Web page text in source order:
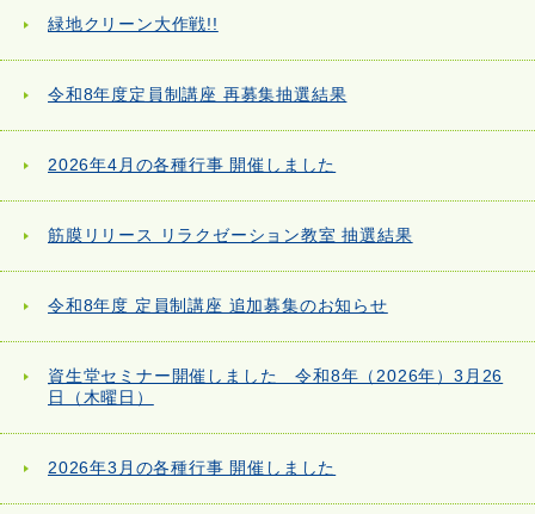
緑地クリーン大作戦!!
令和8年度定員制講座 再募集抽選結果
2026年4月の各種行事 開催しました
筋膜リリース リラクゼーション教室 抽選結果
令和8年度 定員制講座 追加募集のお知らせ
資生堂セミナー開催しました 令和8年（2026年）3月26
日（木曜日）
2026年3月の各種行事 開催しました